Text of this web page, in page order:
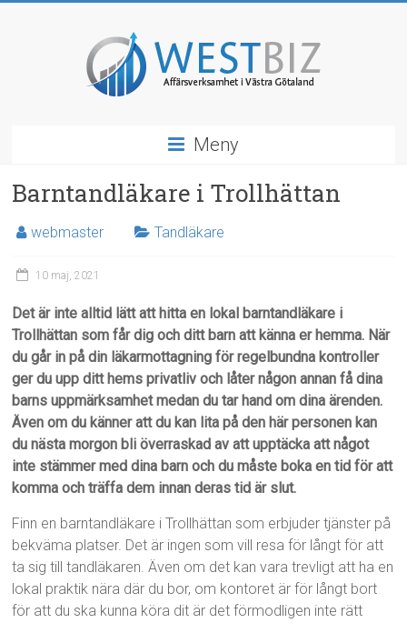
Näringsliv
Västra
Götaland
Meny
Barntandläkare i Trollhättan
webmaster Tandläkare
10 maj, 2021
Det är inte alltid lätt att hitta en lokal barntandläkare i
Trollhättan som får dig och ditt barn att känna er hemma. När
du går in på din läkarmottagning för regelbundna kontroller
ger du upp ditt hems privatliv och låter någon annan få dina
barns uppmärksamhet medan du tar hand om dina ärenden.
Även om du känner att du kan lita på den här personen kan
du nästa morgon bli överraskad av att upptäcka att något
inte stämmer med dina barn och du måste boka en tid för att
komma och träffa dem innan deras tid är slut.
Finn en barntandläkare i Trollhättan som erbjuder tjänster på
bekväma platser. Det är ingen som vill resa för långt för att
ta sig till tandläkaren. Även om det kan vara trevligt att ha en
lokal praktik nära där du bor, om kontoret är för långt bort
för att du ska kunna köra dit är det förmodligen inte rätt